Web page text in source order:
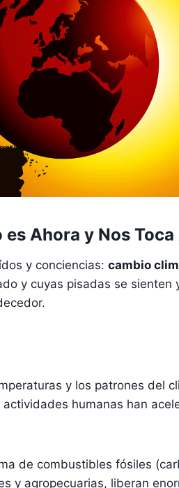
Ahora y Nos
y conciencias: cambio
y cuyas pisadas se
y los patrones del
humanas han
de combustibles fósiles
y agropecuarias, liberan